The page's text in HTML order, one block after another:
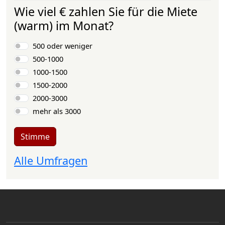
Wie viel € zahlen Sie für die Miete
(warm) im Monat?
Auswahlmöglichkeiten
500 oder weniger
500-1000
1000-1500
1500-2000
2000-3000
mehr als 3000
Stimme
Alle Umfragen